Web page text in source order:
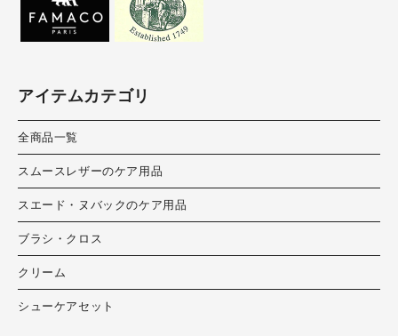
アイテムカテゴリ
全商品一覧
スムースレザーのケア用品
スエード・ヌバックのケア用品
ブラシ・クロス
クリーム
シューケアセット